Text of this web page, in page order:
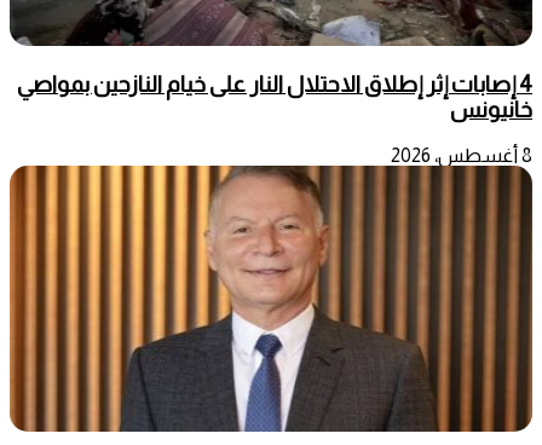
4 إصابات إثر إطلاق الاحتلال النار على خيام النازحين بمواصي
خانيونس
8 أغسطس، 2026